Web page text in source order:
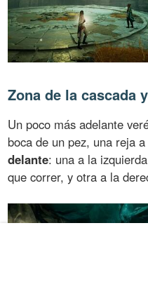
Zona de la cascada
Un poco más adelante
boca de un pez, una reja
delante: una a la
que correr, y otra a la